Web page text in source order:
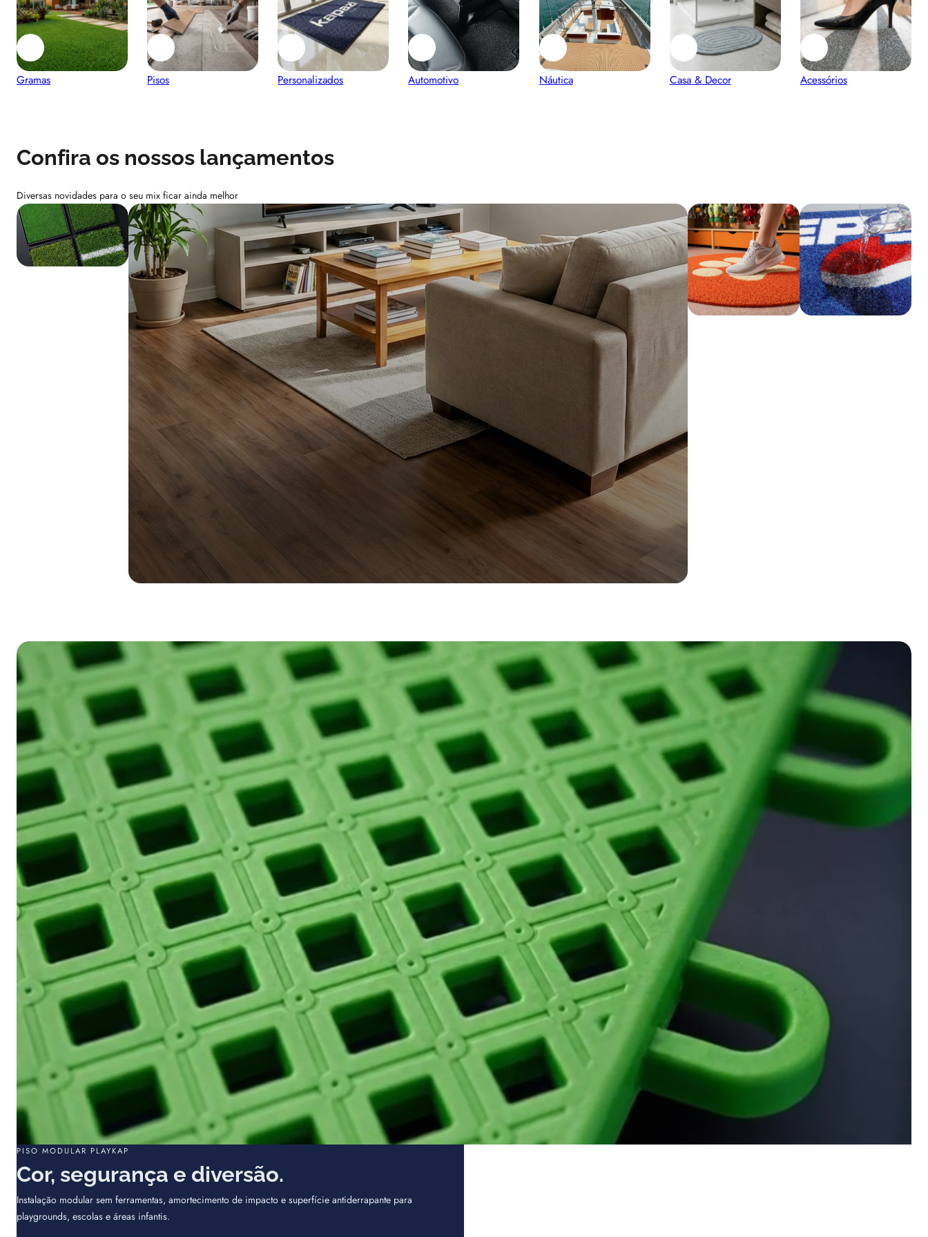
Gramas Pisos Personalizados Automotivo Náutica Casa & Decor Acessórios
Confira os nossos lançamentos
Diversas novidades para o seu mix ficar ainda melhor
VINIL GOLD
Personalizado Antiderrapante
Base em PVC antiderrapante: estabilidade total sobre porcelanato e cerâmica.
PISO MODULAR PLAYKAP
Cor, segurança e diversão.
Instalação modular sem ferramentas, amortecimento de impacto e superfície antiderrapante para
playgrounds, escolas e áreas infantis.